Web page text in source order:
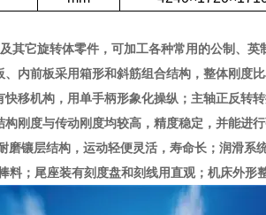
其它旋转体零件，可加工各种常用的公制、英
内前板采用箱形和斜筋组合结构，整体刚度
移机构，用单手柄形象化操纵；主轴正反转转
构刚度与传动刚度均较高，精度稳定，并能进行
磨镶层结构，运动轻便灵活，寿命长；润滑系
料；尾座装有刻度盘和刻线用直观；机床外形